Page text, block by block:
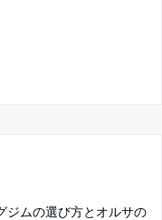
ジムの選び方とオルサの